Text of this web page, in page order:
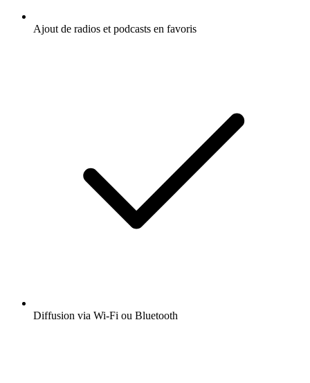
Ajout de radios et podcasts en favoris
Diffusion via Wi-Fi ou Bluetooth